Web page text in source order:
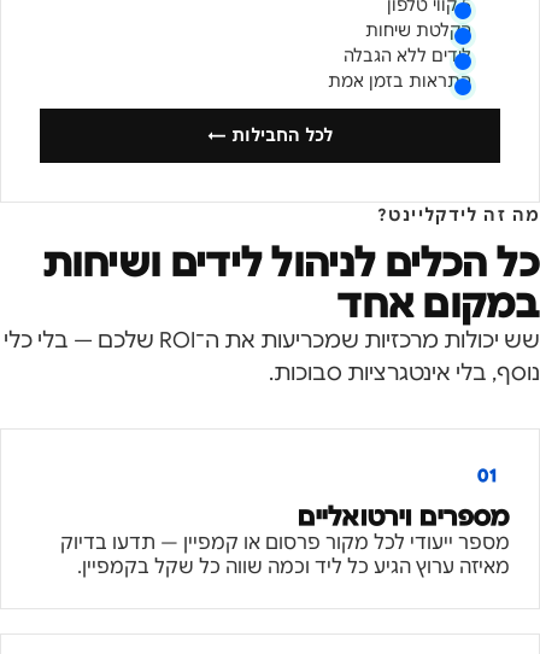
5 קווי טלפון
הקלטת שיחות
לידים ללא הגבלה
התראות בזמן אמת
לכל החבילות ←
מה זה לידקליינט?
כל הכלים לניהול לידים ושיחות
במקום אחד
שש יכולות מרכזיות שמכריעות את ה־ROI שלכם — בלי כלי
נוסף, בלי אינטגרציות סבוכות.
01
מספרים וירטואליים
מספר ייעודי לכל מקור פרסום או קמפיין — תדעו בדיוק
מאיזה ערוץ הגיע כל ליד וכמה שווה כל שקל בקמפיין.